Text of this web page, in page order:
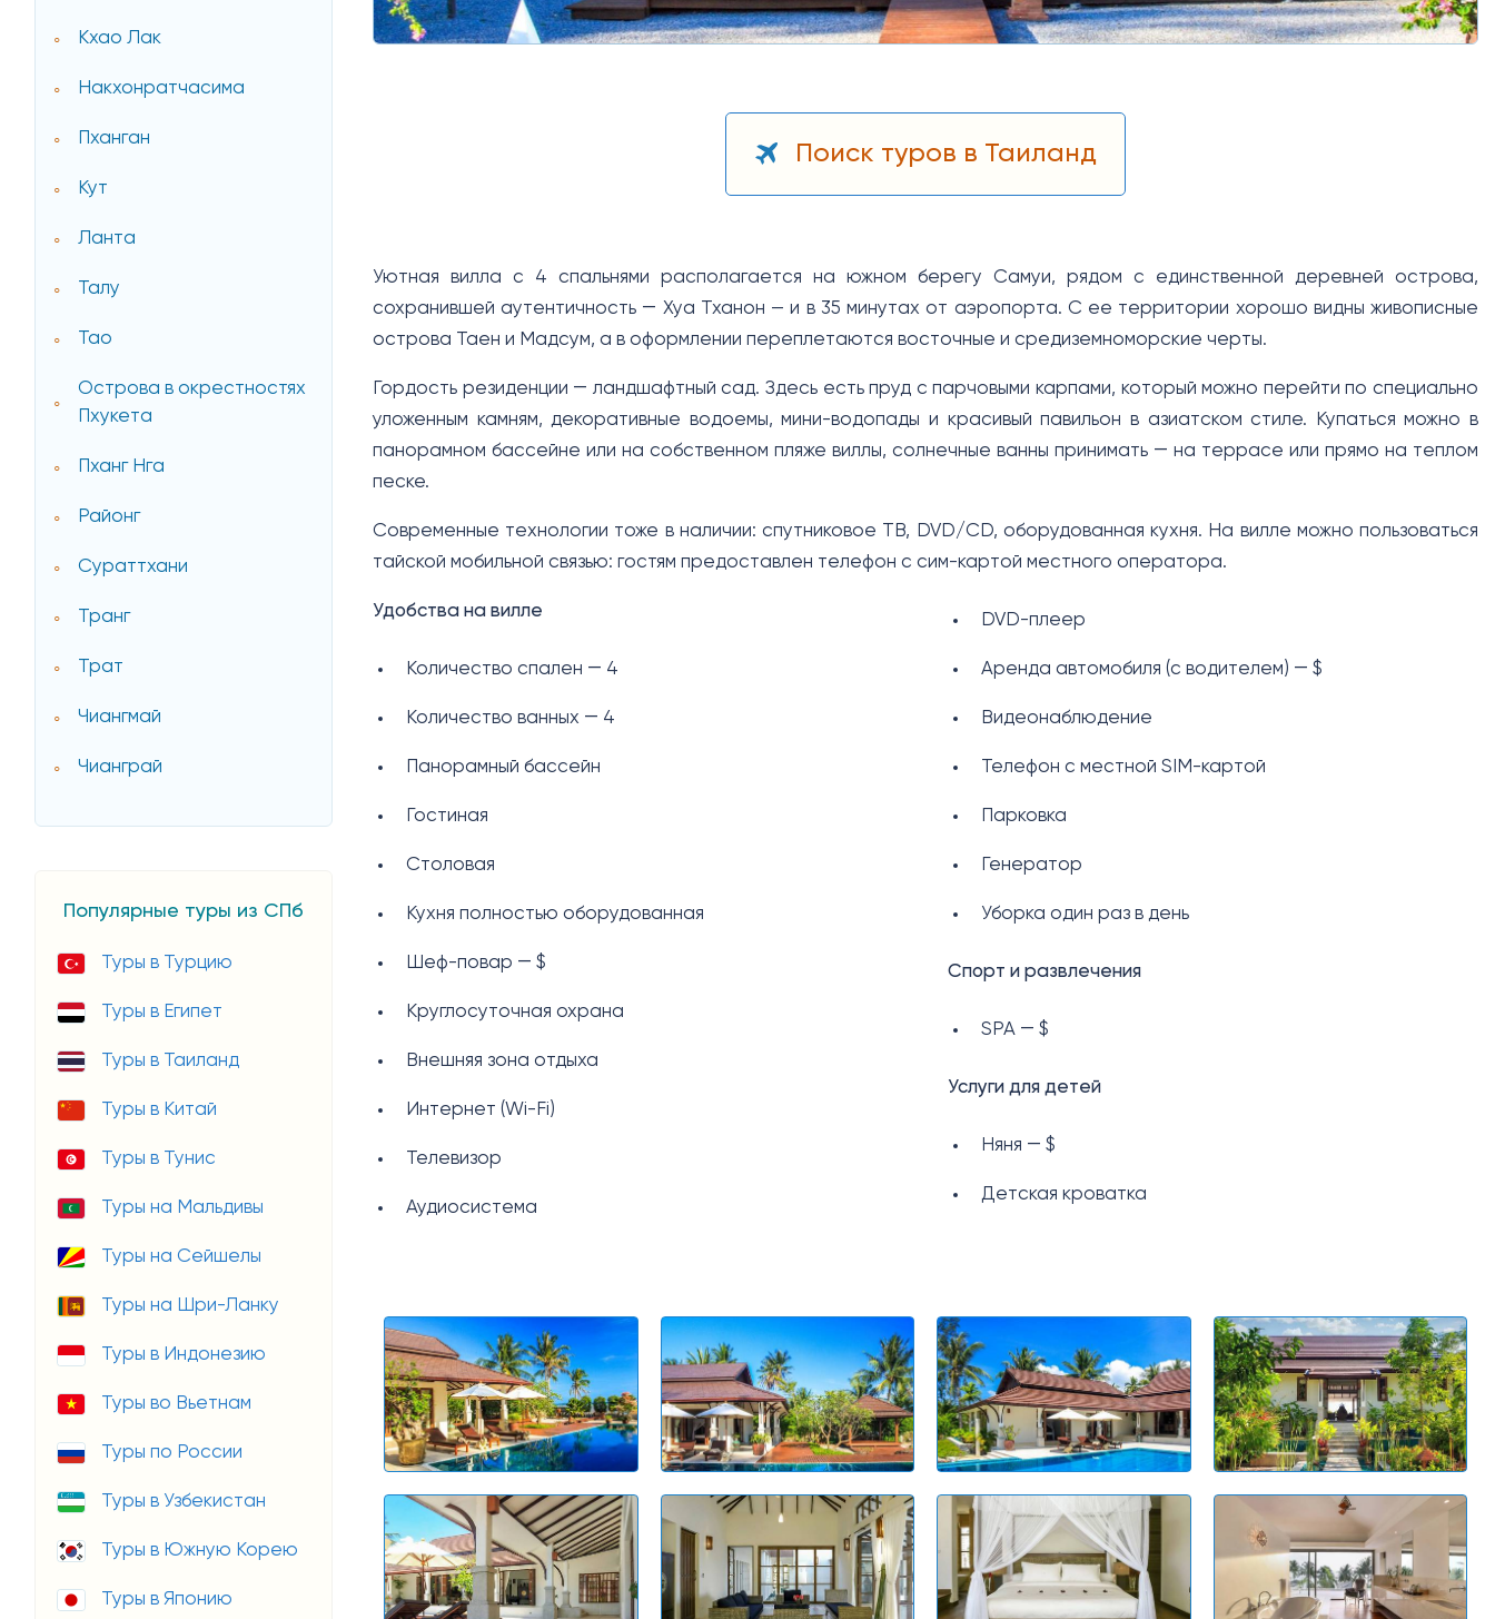
Кхао Лак
Накхонратчасима
Пханган
Кут
Ланта
Талу
Тао
Острова в окрестностях
Пхукета
Пханг Нга
Районг
Сураттхани
Транг
Трат
Чиангмай
Чианграй
Популярные туры из СПб
Туры в Турцию
Туры в Египет
Туры в Таиланд
Туры в Китай
Туры в Тунис
Туры на Мальдивы
Туры на Сейшелы
Туры на Шри-Ланку
Туры в Индонезию
Туры во Вьетнам
Туры по России
Туры в Узбекистан
Туры в Южную Корею
Туры в Японию
Поиск туров в Таиланд
Уютная вилла с 4 спальнями располагается на южном берегу Самуи, рядом с единственной деревней острова,
сохранившей аутентичность ― Хуа Тханон — и в 35 минутах от аэропорта. С ее территории хорошо видны живописные
острова Таен и Мадсум, а в оформлении переплетаются восточные и средиземноморские черты.
Гордость резиденции ― ландшафтный сад. Здесь есть пруд с парчовыми карпами, который можно перейти по специально
уложенным камням, декоративные водоемы, мини-водопады и красивый павильон в азиатском стиле. Купаться можно в
панорамном бассейне или на собственном пляже виллы, солнечные ванны принимать ― на террасе или прямо на теплом
песке.
Современные технологии тоже в наличии: спутниковое ТВ, DVD/CD, оборудованная кухня. На вилле можно пользоваться
тайской мобильной связью: гостям предоставлен телефон с сим-картой местного оператора.
Удобства на вилле
Количество спален ― 4
Количество ванных ― 4
Панорамный бассейн
Гостиная
Столовая
Кухня полностью оборудованная
Шеф-повар ― $
Круглосуточная охрана
Внешняя зона отдыха
Интернет (Wi-Fi)
Телевизор
Аудиосистема
DVD-плеер
Аренда автомобиля (с водителем) ― $
Видеонаблюдение
Телефон с местной SIM-картой
Парковка
Генератор
Уборка один раз в день
Спорт и развлечения
SPA ― $
Услуги для детей
Няня ― $
Детская кроватка